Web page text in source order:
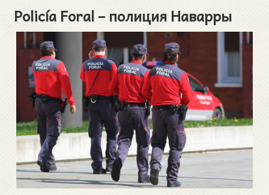
Policía Foral – полиция Наварры